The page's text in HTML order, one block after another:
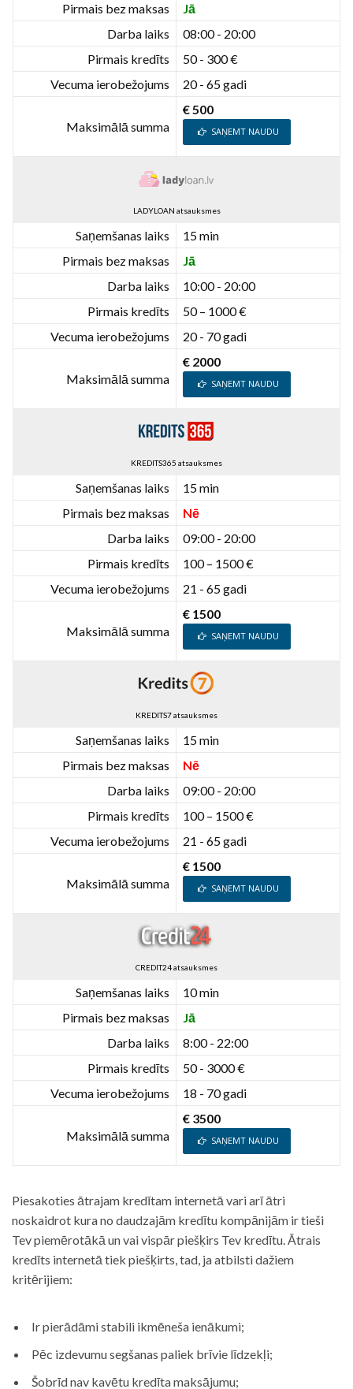
Pirmais bez maksas
Jā
Darba laiks
08:00 - 20:00
Pirmais kredīts
50 - 300 €
Vecuma ierobežojums
20 - 65 gadi
Maksimālā summa
€ 500
SAŅEMT NAUDU
LADYLOAN atsauksmes
Saņemšanas laiks
15 min
Pirmais bez maksas
Jā
Darba laiks
10:00 - 20:00
Pirmais kredīts
50 – 1000 €
Vecuma ierobežojums
20 - 70 gadi
Maksimālā summa
€ 2000
SAŅEMT NAUDU
KREDITS365 atsauksmes
Saņemšanas laiks
15 min
Pirmais bez maksas
Nē
Darba laiks
09:00 - 20:00
Pirmais kredīts
100 – 1500 €
Vecuma ierobežojums
21 - 65 gadi
Maksimālā summa
€ 1500
SAŅEMT NAUDU
KREDITS7 atsauksmes
Saņemšanas laiks
15 min
Pirmais bez maksas
Nē
Darba laiks
09:00 - 20:00
Pirmais kredīts
100 – 1500 €
Vecuma ierobežojums
21 - 65 gadi
Maksimālā summa
€ 1500
SAŅEMT NAUDU
CREDIT24 atsauksmes
Saņemšanas laiks
10 min
Pirmais bez maksas
Jā
Darba laiks
8:00 - 22:00
Pirmais kredīts
50 - 3000 €
Vecuma ierobežojums
18 - 70 gadi
Maksimālā summa
€ 3500
SAŅEMT NAUDU
Piesakoties ātrajam kredītam internetā vari arī ātri
noskaidrot kura no daudzajām kredītu kompānijām ir tieši
Tev piemērotākā un vai vispār piešķirs Tev kredītu. Ātrais
kredīts internetā tiek piešķirts, tad, ja atbilsti dažiem
kritērijiem:
Ir pierādāmi stabili ikmēneša ienākumi;
Pēc izdevumu segšanas paliek brīvie līdzekļi;
Šobrīd nav kavētu kredīta maksājumu;